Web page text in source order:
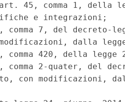
45, comma 1, della
e integrazioni;
comma 7, del decreto-
dalla
comma 420, della legge
comma 2-quater, del
con modificazioni,